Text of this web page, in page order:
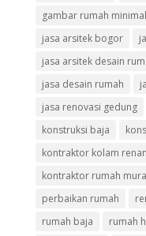
gambar rumah
jasa arsitek bogor
jasa arsitek desain
jasa desain rumah
jasa renovasi gedung
konstruksi baja
kontraktor kolam
kontraktor rumah
perbaikan rumah
rumah baja
rumah